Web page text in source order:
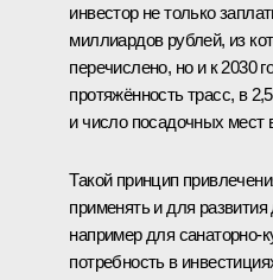
инвестор не только
миллиардов рублей, из
перечислено, но и к 2030
протяжённость трасс, в
и число посадочных мест
Такой принцип
применять и для
например для санаторно-
потребность в